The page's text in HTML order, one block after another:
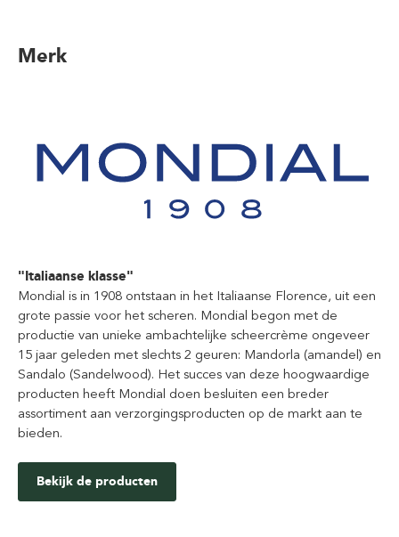
Merk
"Italiaanse klasse"
Mondial is in 1908 ontstaan in het Italiaanse Florence, uit een
grote passie voor het scheren. Mondial begon met de
productie van unieke ambachtelijke scheercrème ongeveer
15 jaar geleden met slechts 2 geuren: Mandorla (amandel) en
Sandalo (Sandelwood). Het succes van deze hoogwaardige
producten heeft Mondial doen besluiten een breder
assortiment aan verzorgingsproducten op de markt aan te
bieden.
Bekijk de producten